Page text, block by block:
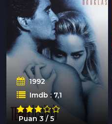
1992
Imdb : 7,1
Puan 3 / 5